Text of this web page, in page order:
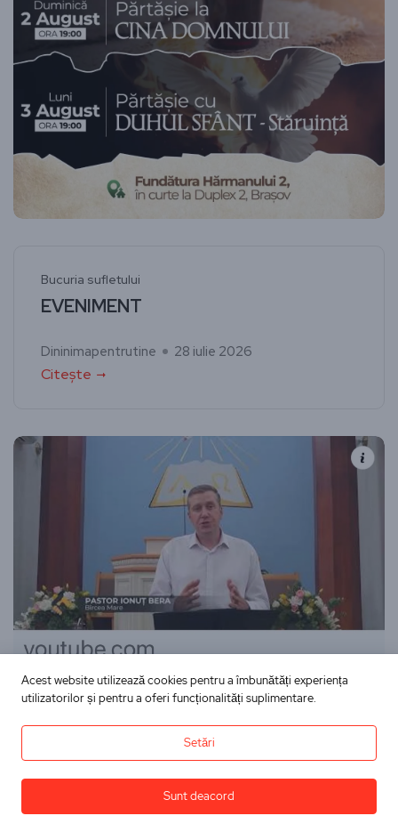
Bucuria sufletului
EVENIMENT
Dininimapentrutine 28 iulie 2026
Citește
Proiectul Împreună (208)
Acest website utilizează cookies pentru a îmbunătăți experiența
utilizatorilor și pentru a oferi funcționalități suplimentare.
Setări
Sunt deacord